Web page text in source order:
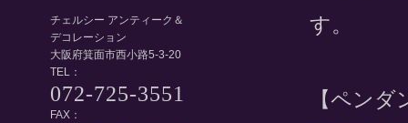
す。
【ペン
チェルシー アンティーク＆
デコレーション
大阪府箕面市西小路5-3-20
TEL：
072-725-3551
FAX：